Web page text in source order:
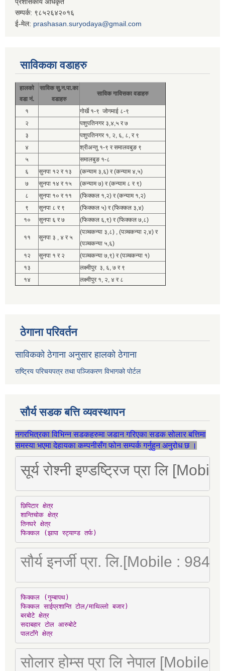
प्रशासकीय अधिकृत
सम्पर्क: ९८५२६४२०१६
ई-मेल: prashasan.suryodaya@gmail.com
साविकका वडाहरु
हालको
वडा नं.
साविक सु.न.पा.का
वडाहरु
साविक गाविसका वडाहरु
१
गोर्खे १-९ जोगमाई ८-९
२
पशुपतिनगर ३,४,५ र ७
३
पशुपतिनगर १, २, ६, ८, र ९
४
श्रीअन्तु १-९ र समालवबुङ ९
५
समालबुङ १-८
६
सुनपा १२ र १३
(कन्याम ३,६) र (कन्याम ४,५)
७
सुनपा १४ र १५
(कन्याम ७) र (कन्याम ८ र ९)
८
सुनपा १० र ११
(फिक्कल १,२) र (कन्याम १,२)
९
सुनपा ८ र ९
(फिक्कल ५) र (फिक्कल ३,४)
१०
सुनपा ६ र ७ (फिक्कल ६,९) र (फिक्कल ७,८)
११ सुनपा ३ , ४ र ५
(पञ्चकन्या ३,८) , (पञ्चकन्या २,४) र
(पञ्चकन्या ५,६)
१२
सुनपा १ र २
(पञ्चकन्या ७,९) र (पञ्चकन्या १)
१३
लक्ष्मीपुर ३, ६, ७ र ९
१४
लक्ष्मीपुर १, २, ४ र ८
ठेगाना परिवर्तन
साविकको ठेगाना अनुसार हालको ठेगाना
राष्ट्रिय परिचयपत्र तथा पञ्जिकरण विभागको पोर्टल
सौर्य सडक बत्ति व्यवस्थापन
नगरभित्रका विभिन्न सडकहरुमा जडान गरिएका सडक सोलार बत्तिमा
समस्या भएमा देहायका कम्पनीसँग फोन सम्पर्क गर्नुहुन अनुरोध छ ।
सूर्य रोश्नी इण्डष्ट्रिज प्रा लि
छिपिटार क्षेत्र
शान्तिचोक क्षेत्र
तिनघरे क्षेत्र
फिक्कल (झापा स्ट्याण्ड तर्फ)
सौर्य इनर्जी प्रा. लि.[Mobile :
फिक्कल (गुम्बापथ)
फिक्कल साईप्रशान्ति टोल/माथिल्लो बजार)
बरबोटे क्षेत्र
सदाबहार टोल आरुबोटे
पालटाँगे क्षेत्र
सोलार होम्स प्रा लि नेपाल [Mobile